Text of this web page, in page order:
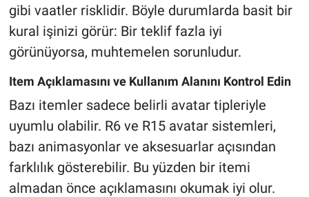
gibi vaatler risklidir. Böyle durumlarda basit bir
kural işinizi görür: Bir teklif fazla iyi
görünüyorsa, muhtemelen sorunludur.
Item Açıklamasını ve Kullanım Alanını Kontrol Edin
Bazı itemler sadece belirli avatar tipleriyle
uyumlu olabilir. R6 ve R15 avatar sistemleri,
bazı animasyonlar ve aksesuarlar açısından
farklılık gösterebilir. Bu yüzden bir itemi
almadan önce açıklamasını okumak iyi olur.